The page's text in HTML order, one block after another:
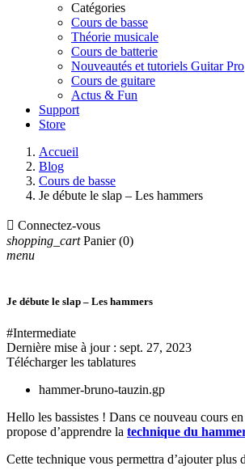
Catégories
Cours de basse
Théorie musicale
Cours de batterie
Nouveautés et tutoriels Guitar Pro
Cours de guitare
Actus & Fun
Support
Store
Accueil
Blog
Cours de basse
Je débute le slap – Les hammers
 Connectez-vous
shopping_cart Panier (0)
menu
Je débute le slap – Les hammers
#Intermediate
Dernière mise à jour : sept. 27, 2023
Télécharger les tablatures
hammer-bruno-tauzin.gp
Hello les bassistes ! Dans ce nouveau cours
propose d’apprendre la technique du
Cette technique vous permettra d’ajouter plus